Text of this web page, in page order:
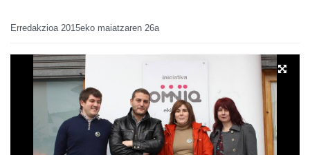
Erredakzioa 2015eko maiatzaren 26a